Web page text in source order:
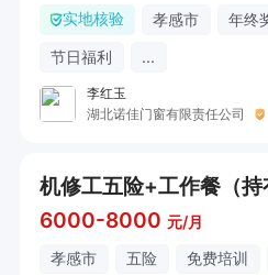
实地核验 孝感市 年终
节日福利
...
李红玉
湖北诺佳门窗有限责任公司
6000-8000 元/月
孝感市 五险 免费培训